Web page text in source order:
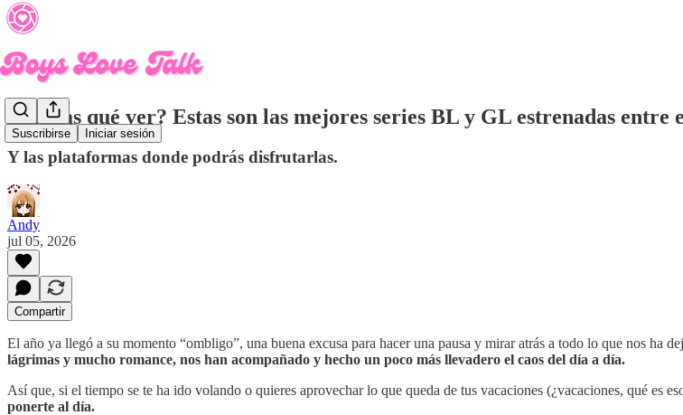
Suscribirse Iniciar sesión
¿Buscas qué ver? Estas son las mejores series BL y GL estrenadas entre
Y las plataformas donde podrás disfrutarlas.
Andy
jul 05, 2026
Compartir
El año ya llegó a su momento “ombligo”, una buena excusa para hacer una pausa y mirar atrás a todo lo que nos ha
lágrimas y mucho romance, nos han acompañado y hecho un poco más llevadero el caos del día a día.
Así que, si el tiempo se te ha ido volando o quieres aprovechar lo que queda de tus vacaciones (¿vacaciones, qué es
ponerte al día.